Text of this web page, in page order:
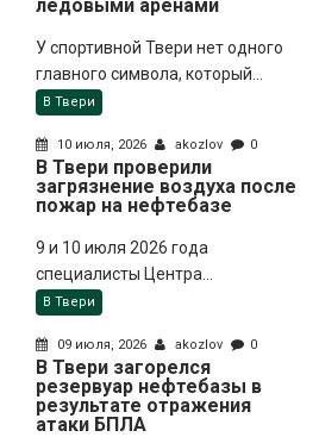
ледовыми аренами
У спортивной Твери нет одного
главного символа, который...
В Твери
10 июля, 2026 akozlov 0
В Твери проверили
загрязнение воздуха после
пожар на нефтебазе
9 и 10 июля 2026 года
специалисты Центра...
В Твери
09 июля, 2026 akozlov 0
В Твери загорелся
резервуар нефтебазы в
результате отражения
атаки БПЛА